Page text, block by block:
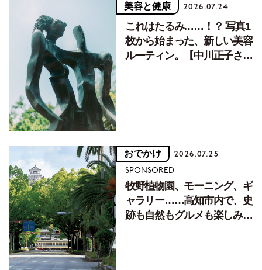
美容と健康 2026.07.24
これはたるみ……！？ 写真1
枚から始まった、新しい美容
ルーティン。【中川正子さん
おでかけ 2026.07.25
SPONSORED
牧野植物園、モーニング、ギ
ャラリー……高知市内で、史
跡も自然もグルメも楽しみ尽